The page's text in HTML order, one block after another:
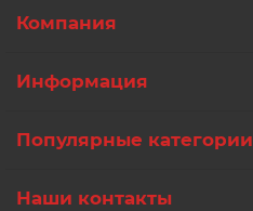
Компания
Информация
Популярные категории
Наши контакты